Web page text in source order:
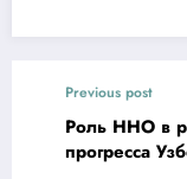
Previous post
Роль ННО в
прогресса